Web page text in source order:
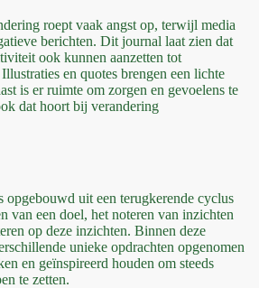
roept vaak angst op, terwijl media
berichten. Dit journal laat zien dat
ook kunnen aanzetten tot
en quotes brengen een lichte
is er ruimte om zorgen en gevoelens te
dat hoort bij verandering
opgebouwd uit een terugkerende cyclus
van een doel, het noteren van inzichten
op deze inzichten. Binnen deze
unieke opdrachten opgenomen
en geïnspireerd houden om steeds
te zetten.